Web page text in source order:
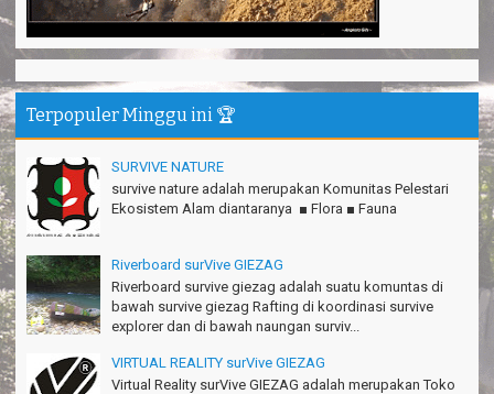
Mind managementnya mantap!
Tiara - Bandung
Gn.Semeru mantap, Thanks gan!
Matius Sinaga - Lampung
Ridwan - Bekasi
Pokonya seru, Amazing gmana?!
Susi - Cimahi
Thanks Gn.Ciremai mantap
Rian - Surabaya
Thanks!Green canyon Amazing
TRIms Team surVive atas panduan wisata Kabupaten
Terpopuler Minggu ini 🏆
SURVIVE NATURE
survive nature adalah merupakan Komunitas Pelestari
Ekosistem Alam diantaranya ■ Flora ■ Fauna
Riverboard surVive GIEZAG
Riverboard survive giezag adalah suatu komuntas di
bawah survive giezag Rafting di koordinasi survive
explorer dan di bawah naungan surviv...
VIRTUAL REALITY surVive GIEZAG
Virtual Reality surVive GIEZAG adalah merupakan Toko